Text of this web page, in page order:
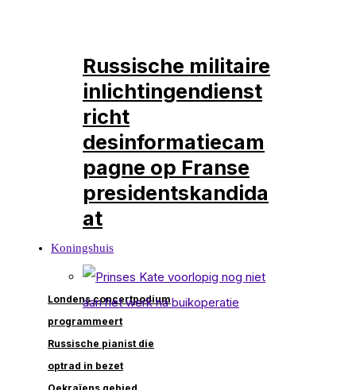
Londens concertpodium
programmeert
Russische pianist die
optrad in bezet
Russische militaire
inlichtingendienst
richt
desinformatiecam
pagne op Franse
presidentskandida
at
Koningshuis